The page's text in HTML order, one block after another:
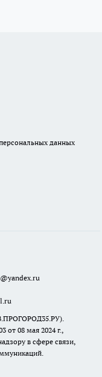
данных
08 мая 2024 г.,
в сфере связи,